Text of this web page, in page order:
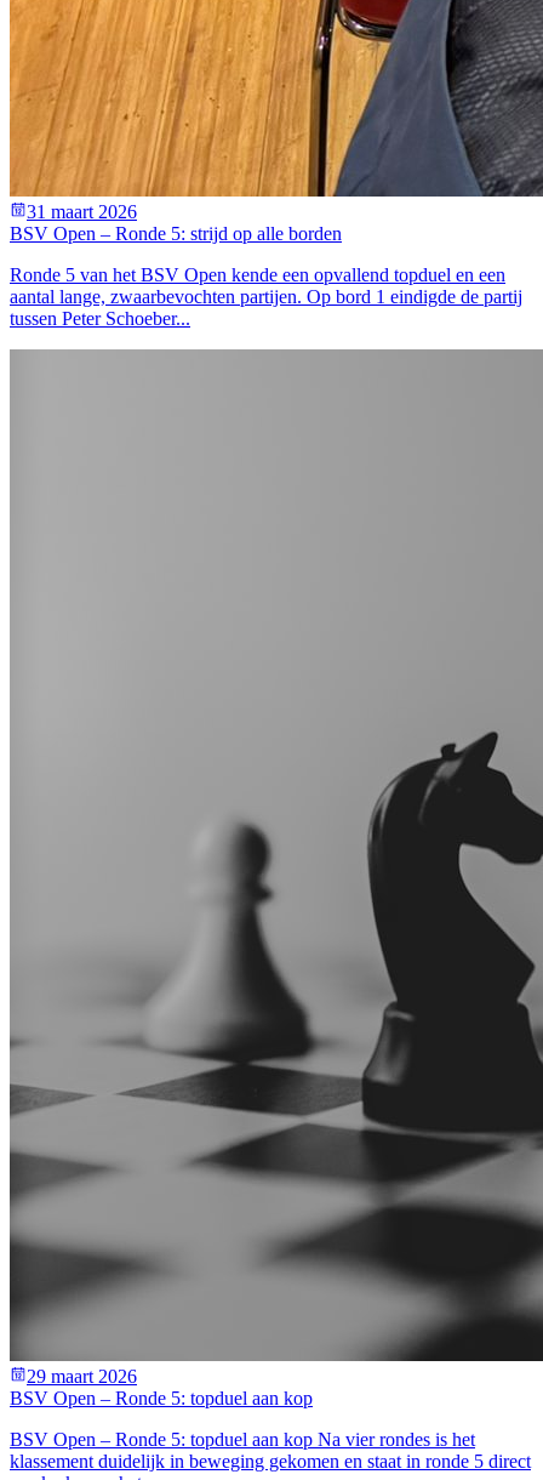
31 maart 2026
BSV Open – Ronde 5: strijd op alle borden
Ronde 5 van het BSV Open kende een opvallend topduel en een
aantal lange, zwaarbevochten partijen. Op bord 1 eindigde de partij
tussen Peter Schoeber...
29 maart 2026
BSV Open – Ronde 5: topduel aan kop
BSV Open – Ronde 5: topduel aan kop Na vier rondes is het
klassement duidelijk in beweging gekomen en staat in ronde 5 direct